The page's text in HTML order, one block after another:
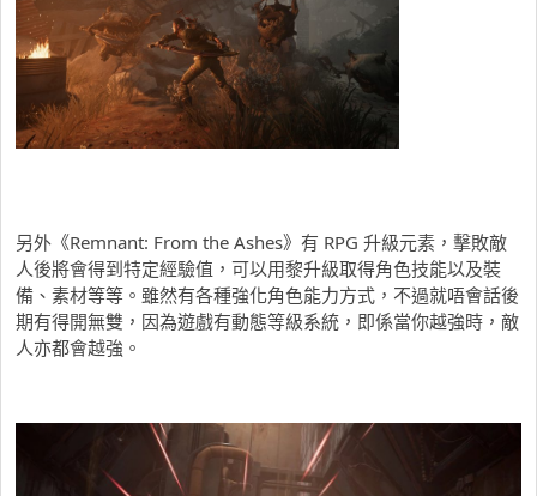
另外《Remnant: From the Ashes》有 RPG 升級元素，擊敗敵
人後將會得到特定經驗值，可以用黎升級取得角色技能以及裝
備、素材等等。雖然有各種強化角色能力方式，不過就唔會話後
期有得開無雙，因為遊戲有動態等級系統，即係當你越強時，敵
人亦都會越強。